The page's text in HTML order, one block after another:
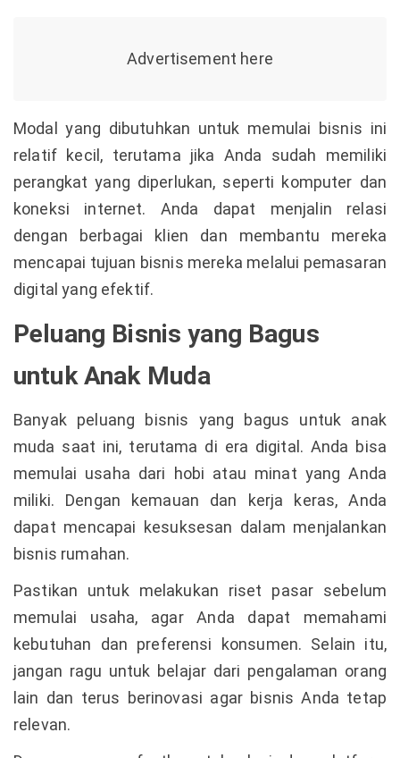
Modal yang dibutuhkan untuk memulai bisnis ini
relatif kecil, terutama jika Anda sudah memiliki
perangkat yang diperlukan, seperti komputer dan
koneksi internet. Anda dapat menjalin relasi
dengan berbagai klien dan membantu mereka
mencapai tujuan bisnis mereka melalui pemasaran
digital yang efektif.
Peluang Bisnis yang Bagus
untuk Anak Muda
Banyak peluang bisnis yang bagus untuk anak
muda saat ini, terutama di era digital. Anda bisa
memulai usaha dari hobi atau minat yang Anda
miliki. Dengan kemauan dan kerja keras, Anda
dapat mencapai kesuksesan dalam menjalankan
bisnis rumahan.
Pastikan untuk melakukan riset pasar sebelum
memulai usaha, agar Anda dapat memahami
kebutuhan dan preferensi konsumen. Selain itu,
jangan ragu untuk belajar dari pengalaman orang
lain dan terus berinovasi agar bisnis Anda tetap
relevan.